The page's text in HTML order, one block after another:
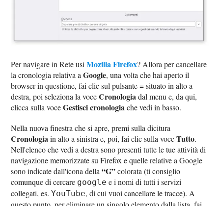
Per navigare in Rete usiMozilla Firefox? Allora per cancellare
la cronologia relativa aGoogle, una volta che hai aperto il
browser in questione, fai clic sul pulsante ≡ situato in alto a
destra, poi seleziona la voceCronologiadal menu e, da qui,
clicca sulla voceGestisci cronologiache vedi in basso.
Nella nuova finestra che si apre, premi sulla dicitura
Cronologiain alto a sinistra e, poi, fai clic sulla voceTutto.
Nell'elenco che vedi a destra sono presenti tutte le tue attività di
navigazione memorizzate su Firefox e quelle relative a Google
sono indicate dall'icona della“G”colorata (ti consiglio
comunque di cercare google e i nomi di tutti i servizi
collegati, es.YouTube, di cui vuoi cancellare le tracce). A